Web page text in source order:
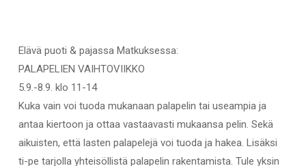
Elävä puoti & pajassa Matkuksessa:
PALAPELIEN VAIHTOVIIKKO
5.9.-8.9. klo 11-14
Kuka vain voi tuoda mukanaan palapelin tai useampia ja
antaa kiertoon ja ottaa vastaavasti mukaansa pelin. Sekä
aikuisten, että lasten palapelejä voi tuoda ja hakea. Lisäksi
ti-pe tarjolla yhteisöllistä palapelin rakentamista. Tule yksin